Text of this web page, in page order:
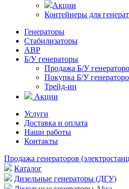
Акции
Контейнеры для
Генераторы
Стабилизаторы
АВР
Б/У генераторы
Продажа Б/У
Покупка Б/У
Трейд-ин
Акции
Услуги
Доставка и оплата
Наши работы
Контакты
Продажа генераторов
Каталог
Дизельные генераторы (ДГУ)